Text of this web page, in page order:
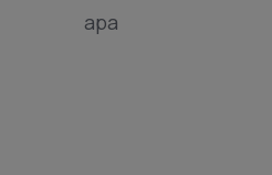
apa